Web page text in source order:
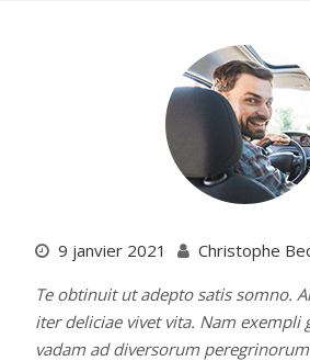
9 janvier 2021
Christophe
Te obtinuit ut adepto satis somno.
iter deliciae vivet vita. Nam exempli
vadam ad diversorum